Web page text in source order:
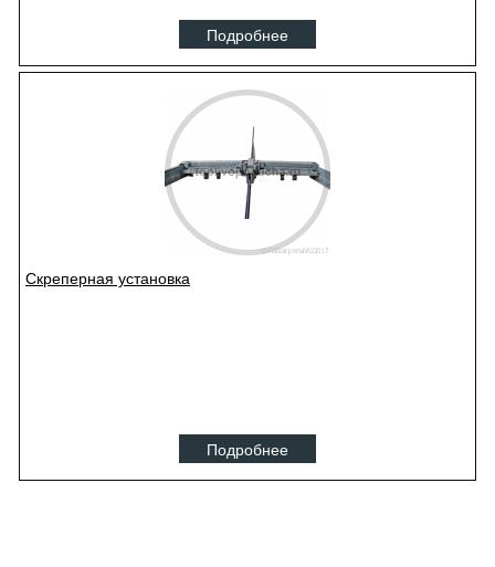
Подробнее
Скреперная установка
Подробнее